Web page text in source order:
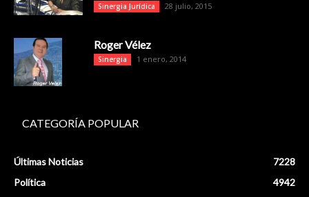
Sinergia Jurídica 28 julio, 2015
Roger Vélez
Sinergia 1 enero, 2014
CATEGORÍA POPULAR
Últimas Noticias
7228
Política
4942